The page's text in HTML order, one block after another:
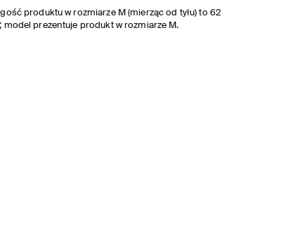
produktu w rozmiarze M (mierząc od tyłu) to 62
model prezentuje produkt w rozmiarze M.